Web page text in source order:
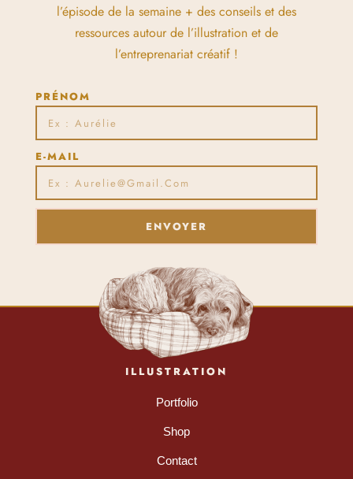
l’épisode de la semaine + des conseils et des
ressources autour de l’illustration et de
l’entreprenariat créatif !
PRÉNOM
E-MAIL
ENVOYER
ILLUSTRATION
Portfolio
Shop
Contact